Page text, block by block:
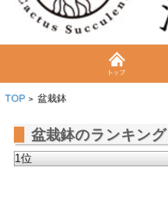
TOP > 盆栽鉢
盆栽鉢のランキング
1位